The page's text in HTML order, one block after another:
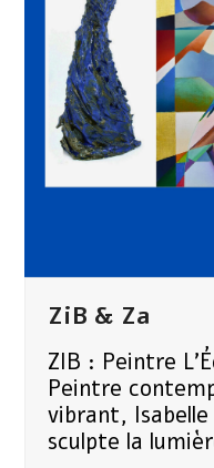
ZiB & Za
ZIB : Peintre
Peintre
vibrant,
sculpte la